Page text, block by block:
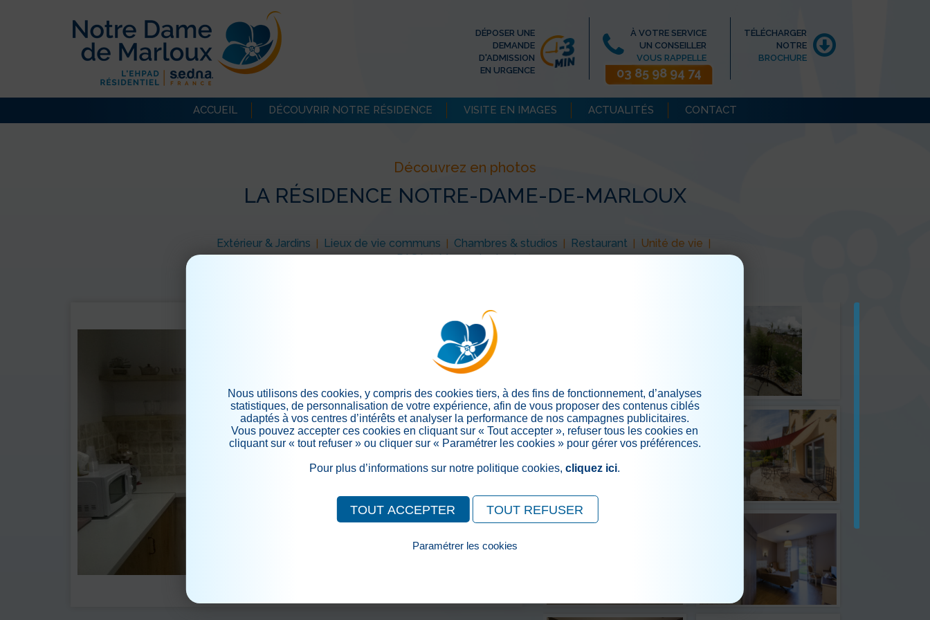
DÉPOSER UNE
DEMANDE
D'ADMISSION
EN URGENCE
À VOTRE SERVICE
UN CONSEILLER
VOUS RAPPELLE
03 85 98 94 74
TÉLÉCHARGER
NOTRE
BROCHURE
ACCUEIL DÉCOUVRIR NOTRE RÉSIDENCE VISITE EN IMAGES ACTUALITÉS CONTACT
Découvrez en photos
LA RÉSIDENCE NOTRE-DAME-DE-MARLOUX
Extérieur & Jardins | Lieux de vie communs | Chambres & studios | Restaurant | Unité de vie |
PASA | Moments de vie |
Nous utilisons des cookies, y compris des cookies tiers, à des fins de fonctionnement, d’analyses
statistiques, de personnalisation de votre expérience, afin de vous proposer des contenus ciblés
adaptés à vos centres d’intérêts et analyser la performance de nos campagnes publicitaires.
Vous pouvez accepter ces cookies en cliquant sur « Tout accepter », refuser tous les cookies en
cliquant sur « tout refuser » ou cliquer sur « Paramétrer les cookies » pour gérer vos préférences.
Pour plus d’informations sur notre politique cookies,cliquez ici.
TOUT ACCEPTER TOUT REFUSER
Paramétrer les cookies